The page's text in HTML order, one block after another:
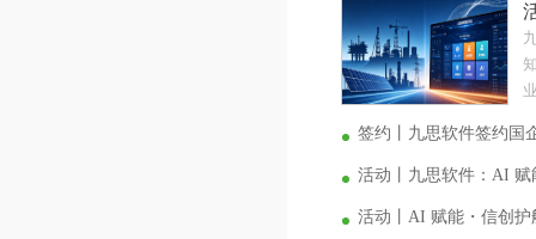
签约丨九思软件签约国
活动丨九思软件：AI
活动丨AI 赋能・信创